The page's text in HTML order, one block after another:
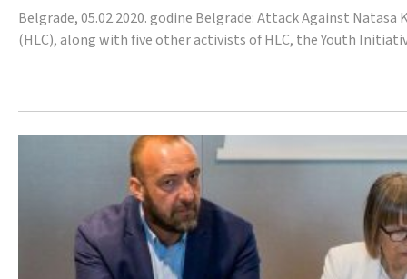
Belgrade, 05.02.2020. godine Belgrade: Attack Against
(HLC), along with five other activists of HLC, the Youth